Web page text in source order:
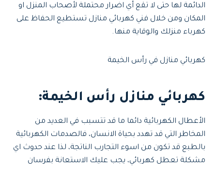
الدائمة لها حتى لا تقع أي اضرار محتملة لأصحاب المنزل او
المكان ومن خلال فني كهربائي منازل تستطيع الحفاظ على
كهرباء منزلك والوقاية منها.
كهربائي منازل في رأس الخيمة
كهربائي منازل رأس الخيمة:
الأعطال الكهربائية دائما ما قد تتسبب في العديد من
المخاطر التي قد تهدد بحياة الانسان، فالصدمات الكهربائية
بالطبع قد تكون من اسوء التجارب الناتجة، لذا عند حدوث اي
مشكلة تعطل كهربائي، يجب عليك الاستعانة بفرسان